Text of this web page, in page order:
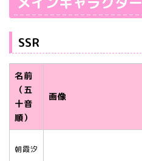
SSR
名前
（五
十音
順）
画像
朝霞汐